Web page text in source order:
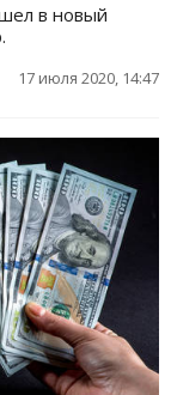
в новый
17 июля 2020, 14:47